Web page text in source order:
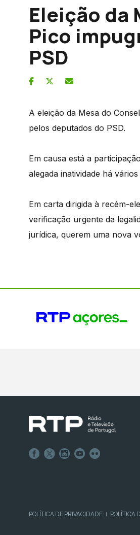
Eleição da
Pico
PSD
A eleição da Mesa do
pelos deputados do PSD.
Em causa está a
alegada inatividade há vários
Em carta dirigida à recém-
verificação urgente da
jurídica, querem uma nova
POLÍTICA DE PRIVACIDADE | POLÍTICA